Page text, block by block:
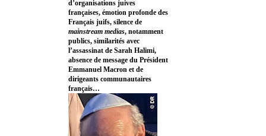
d’organisations juives
françaises, émotion profonde des
Français juifs, silence de
mainstream medias, notamment
publics, similarités avec
l’assassinat de Sarah Halimi,
absence de message du Président
Emmanuel Macron et de
dirigeants communautaires
français…